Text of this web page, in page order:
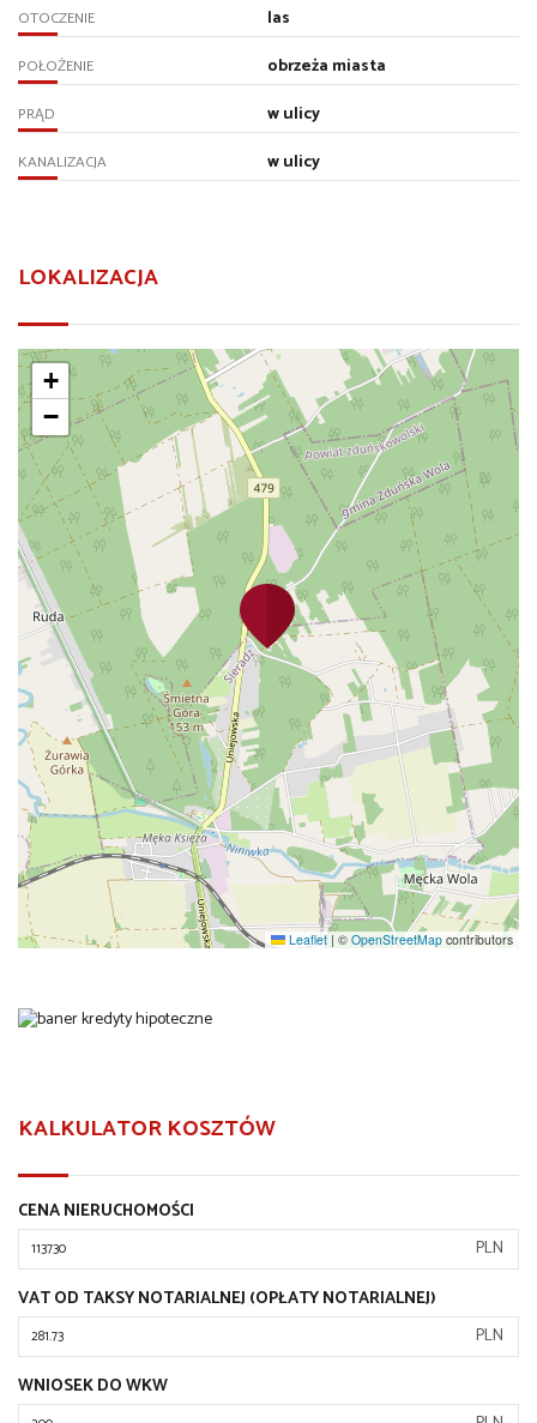
OTOCZENIE las
POŁOŻENIE obrzeża miasta
PRĄD w ulicy
KANALIZACJA w ulicy
LOKALIZACJA
+
−
Leaflet | © OpenStreetMap contributors
KALKULATOR KOSZTÓW
CENA NIERUCHOMOŚCI
PLN
VAT OD TAKSY NOTARIALNEJ (OPŁATY NOTARIALNEJ)
PLN
WNIOSEK DO WKW